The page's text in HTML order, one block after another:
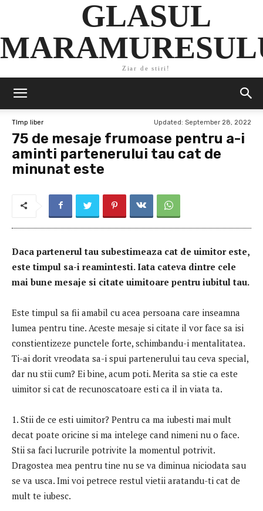
GLASUL
Ziar de stiri!
TImp liber Updated: September 28, 2022
75 de mesaje frumoase pentru a-i
aminti partenerului tau cat de
minunat este
Daca partenerul tau subestimeaza cat de uimitor este,
este timpul sa-i reamintesti. Iata cateva dintre cele
mai bune mesaje si citate uimitoare pentru iubitul tau.
Este timpul sa fii amabil cu acea persoana care inseamna
lumea pentru tine. Aceste mesaje si citate il vor face sa isi
constientizeze punctele forte, schimbandu-i mentalitatea.
Ti-ai dorit vreodata sa-i spui partenerului tau ceva special,
dar nu stii cum? Ei bine, acum poti. Merita sa stie ca este
uimitor si cat de recunoscatoare esti ca il in viata ta.
1. Stii de ce esti uimitor? Pentru ca ma iubesti mai mult
decat poate oricine si ma intelege cand nimeni nu o face.
Stii sa faci lucrurile potrivite la momentul potrivit.
Dragostea mea pentru tine nu se va diminua niciodata sau
se va usca. Imi voi petrece restul vietii aratandu-ti cat de
mult te iubesc.